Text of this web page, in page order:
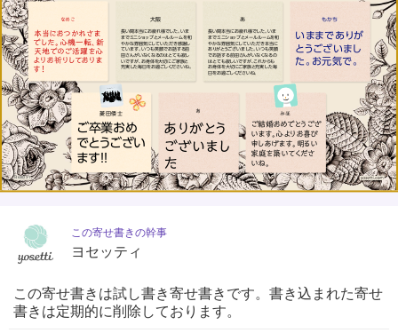
ご結婚おめでとうござ
います。心よりお喜び
申しあげます。明るい
家庭を築いてくださ
いね。
みほ
ありがとう
ございまし
た
あ
ご卒業おめ
でとうござい
ます！！
菱田倭士
いままでありが
とうございまし
た。お元気で。
もかち
長い間本当にお疲れ様でした。いま
までミニショップとメールルームを和
やかな雰囲気にしていただき本当に
ありがとうございました。いつも笑顔
でお話する前田さんがいなくなるの
はとても寂しいですが、これからも
お身体を大切にご家族と充実した毎
日をお過ごしくださいね。
あ
長い間本当にお疲れ様でした。いま
までミニショップとメールルームを和
やかな雰囲気にしていただき感謝し
ています。いつも笑顔でお話する前
田さんがいなくなるのはとても寂し
いですが、お身体を大切にご家族と
充実した毎日をお過ごしくださいね。
大阪
本当におつかれさま
でした。心機一転、新
天地でのご活躍を心
よりお祈りしておりま
す！
なめこ
1463023-1
この寄せ書きの幹事
ヨセッティ
この寄せ書きは試し書き寄せ書きです。書き込まれた寄せ
書きは定期的に削除しております。